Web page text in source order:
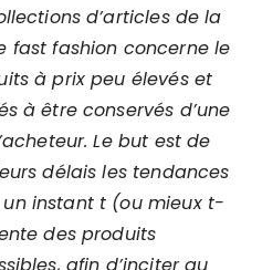
d’articles de la
fast fashion concerne le
à prix peu élevés et
à être conservés d’une
Le but est de
délais les tendances
instant t (ou mieux t-
des produits
afin d’inciter au